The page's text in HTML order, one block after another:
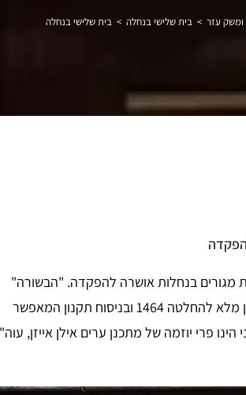
ומשק עזר > בית שלישי בנחלה > בית שלישי בנחלה
מגורים בנחלות אושרה להפקדה. "הבשורה"
והחדשנות שבתכנית אינה רק במספר היחידות לנחלה אלא בהתאמתה באופן מלא להחלטה 1464 ובניסוח תקנון המאפשר
פרי יוזמה של מתכנן ערים אילן אייזן,